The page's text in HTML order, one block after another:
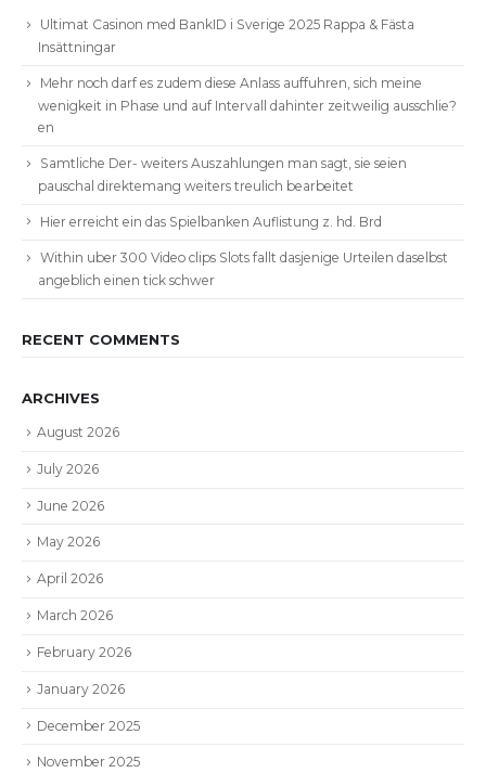
Ultimat Casinon med BankID i Sverige 2025 Rappa & Fästa
Insättningar
Mehr noch darf es zudem diese Anlass auffuhren, sich meine
wenigkeit in Phase und auf Intervall dahinter zeitweilig ausschlie?
en
Samtliche Der- weiters Auszahlungen man sagt, sie seien
pauschal direktemang weiters treulich bearbeitet
Hier erreicht ein das Spielbanken Auflistung z. hd. Brd
Within uber 300 Video clips Slots fallt dasjenige Urteilen daselbst
angeblich einen tick schwer
RECENT COMMENTS
ARCHIVES
August 2026
July 2026
June 2026
May 2026
April 2026
March 2026
February 2026
January 2026
December 2025
November 2025